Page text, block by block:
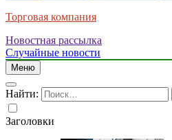
Торговая компания
Новостная рассылка
Случайные новости
Меню
Найти:
Заголовки